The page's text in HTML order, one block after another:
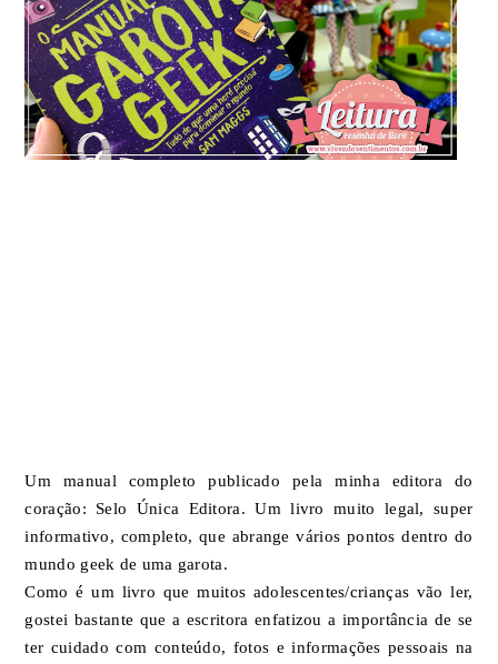
Um manual completo publicado pela minha editora do
coração: Selo Única Editora. Um livro muito legal, super
informativo, completo, que abrange vários pontos dentro do
mundo geek de uma garota.
Como é um livro que muitos adolescentes/crianças vão ler,
gostei bastante que a escritora enfatizou a importância de se
ter cuidado com conteúdo, fotos e informações pessoais na